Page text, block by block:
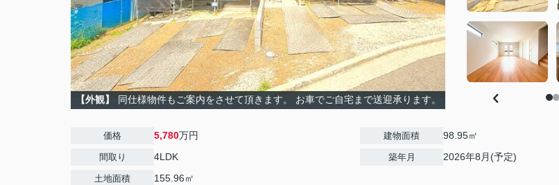
【外観】 同仕様物件もご案内をさせて頂きます。 お車でご自宅まで送迎承ります。
価格 5,780万円
間取り 4LDK
土地面積 155.96㎡
建物面積 98.95㎡
築年月 2026年8月(予定)